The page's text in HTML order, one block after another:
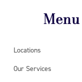
Menu
Locations
Our Services